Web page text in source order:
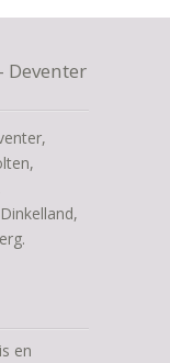
Deventer
en